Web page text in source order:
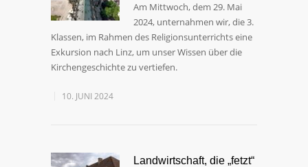
Am Mittwoch, dem 29. Mai
2024, unternahmen wir, die 3.
Klassen, im Rahmen des Religionsunterrichts eine
Exkursion nach Linz, um unser Wissen über die
Kirchengeschichte zu vertiefen.
10. JUNI 2024
Landwirtschaft, die „fetzt“